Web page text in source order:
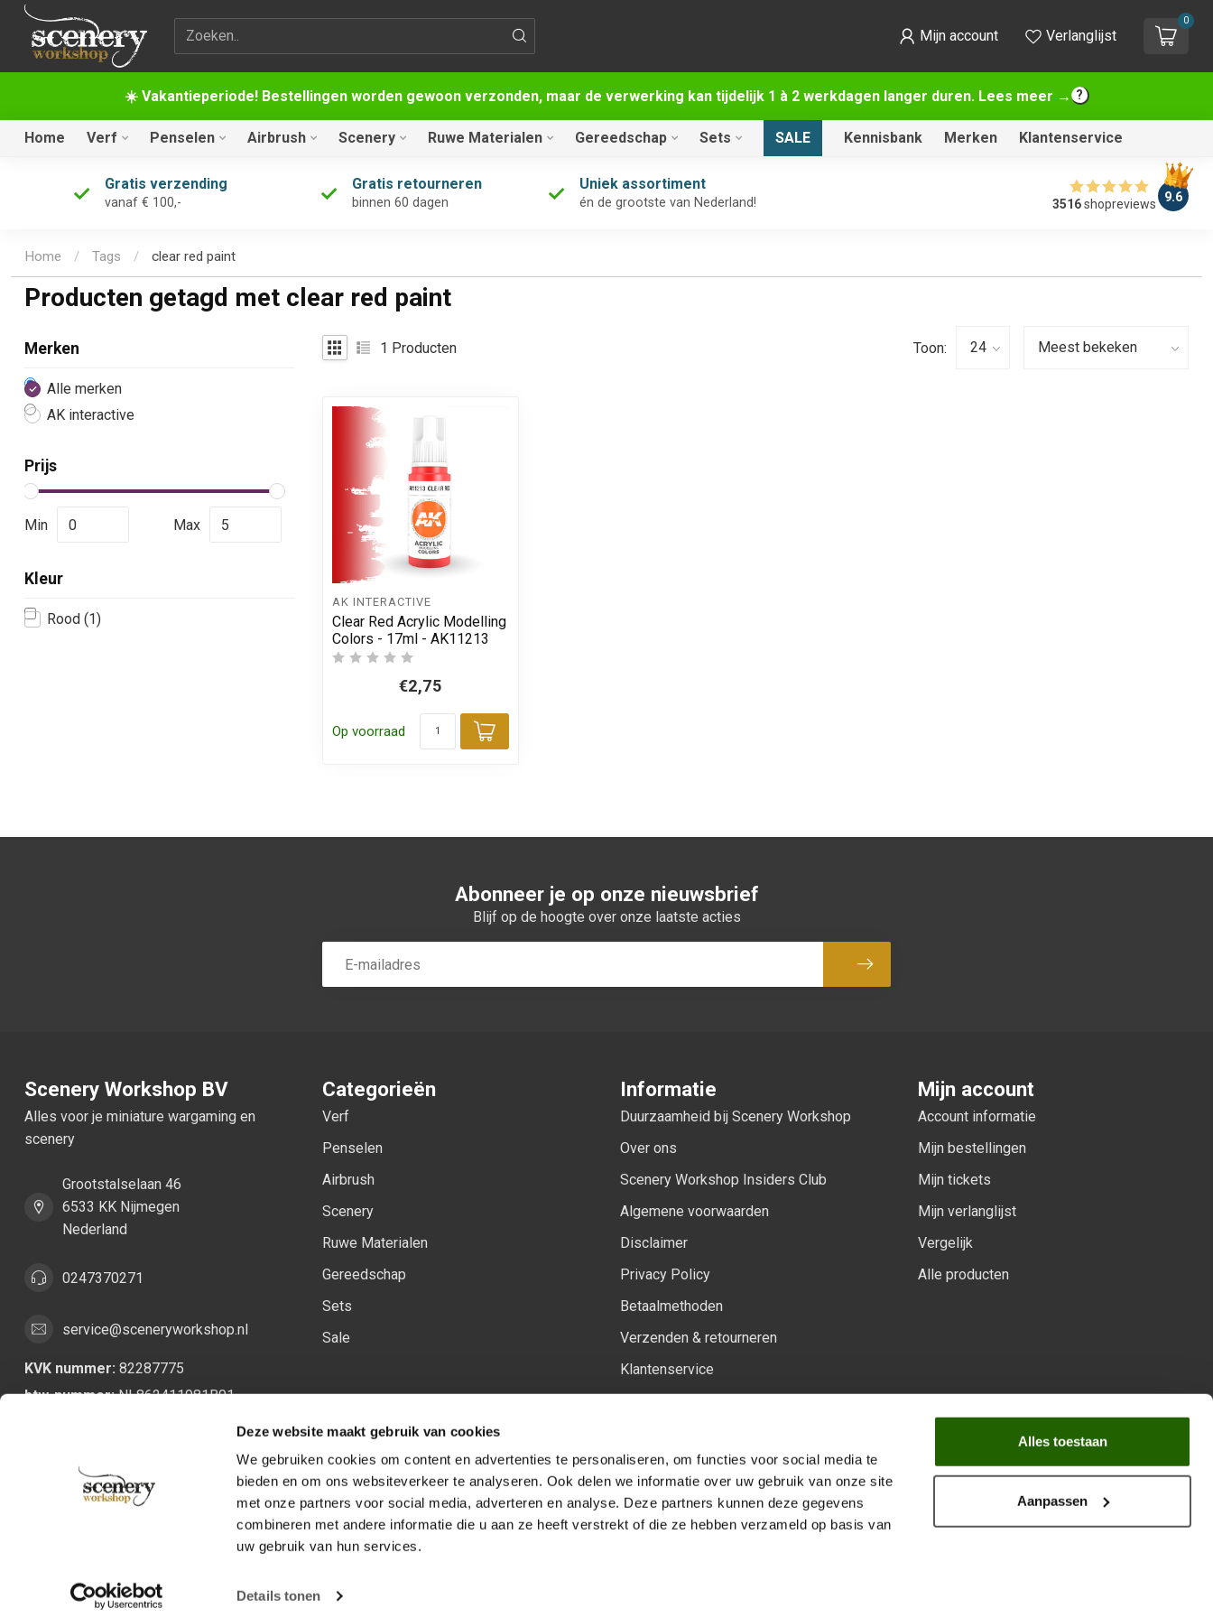
Deze website maakt gebruik van cookies
We gebruiken cookies om content en advertenties te personaliseren, om functies voor social media te
bieden en om ons websiteverkeer te analyseren. Ook delen we informatie over uw gebruik van onze site
met onze partners voor social media, adverteren en analyse. Deze partners kunnen deze gegevens
combineren met andere informatie die u aan ze heeft verstrekt of die ze hebben verzameld op basis van
uw gebruik van hun services.
Details tonen
Alles toestaan
Aanpassen
☀️ Vakantieperiode! Bestellingen worden gewoon verzonden, maar de verwerking kan tijdelijk 1 à 2 werkdagen langer duren. Lees meer →
Zoekterm Mijn account Verlanglijst
0
Home Verf Penselen Airbrush Scenery Ruwe Materialen Gereedschap Sets SALE Kennisbank Merken Klantenservice
Gratis verzending
vanaf € 100,-
Gratis retourneren
binnen 60 dagen
Uniek assortiment
én de grootste van Nederland! 3516shopreviews 9.6
Home / Tags / clear red paint
Producten getagd met clear red paint
Merken
Alle merken
AK interactive
Kleur
Rood (1)
Prijs
Min Max
1 Producten Toon:
AK INTERACTIVE
Clear Red Acrylic Modelling
Colors - 17ml - AK11213
€2,75
Op voorraad
Toevoegen aan winkelwagen
Abonneer je op onze nieuwsbrief
Blijf op de hoogte over onze laatste acties
Abonneer
Scenery Workshop BV
Alles voor je miniature wargaming en
scenery
Grootstalselaan 46
6533 KK Nijmegen
Nederland
0247370271
service@sceneryworkshop.nl
KVK nummer: 82287775
btw-nummer:NL862411981B01
Categorieën
Verf
Penselen
Airbrush
Scenery
Ruwe Materialen
Gereedschap
Sets
Sale
Informatie
Duurzaamheid bij Scenery Workshop
Over ons
Scenery Workshop Insiders Club
Algemene voorwaarden
Disclaimer
Privacy Policy
Betaalmethoden
Verzenden & retourneren
Klantenservice
Mijn account
Account informatie
Mijn bestellingen
Mijn tickets
Mijn verlanglijst
Vergelijk
Alle producten
Volg ons op:
Facebook
YoutubeInstagram